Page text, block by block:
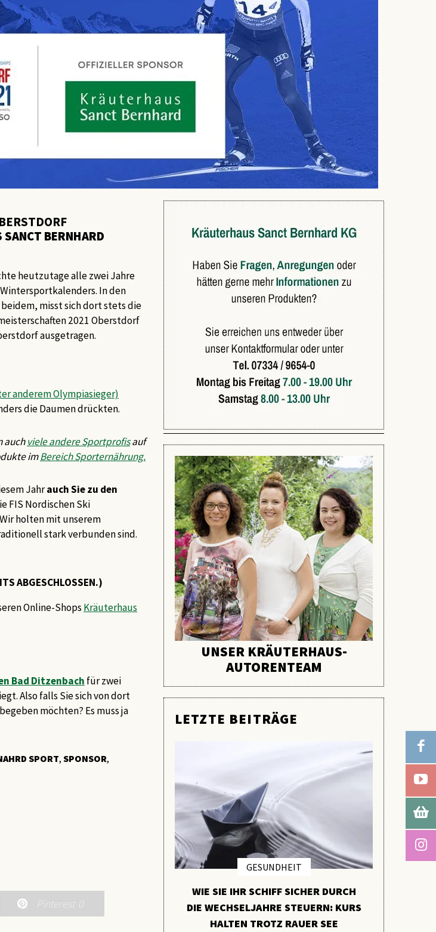
BERNHARD
In den
misst sich dort stets die
2021 Oberstdorf
ausgetragen.
anderem Olympiasieger)
die Daumen drückten.
auchviele andere Sportprofisauf
imBereich Sporternährung.
Jahrauch Sie zu den
FIS Nordischen Ski
holten mit unserem
stark verbunden sind.
ABGESCHLOSSEN.)
Online-ShopsKräuterhaus
Bad Ditzenbach für zwei
Also falls Sie sich von dort
möchten? Es muss ja
SPORT, SPONSOR,
Pinterest 0
UNSER KRÄUTERHAUS-
AUTORENTEAM
LETZTE BEITRÄGE
DIE RICHTIGE LIPPENPFLEGE IM
WINTER
GESUNDHEIT
WIE SIE IHR SCHIFF SICHER DURCH
DIE WECHSELJAHRE STEUERN: KURS
HALTEN TROTZ RAUER SEE